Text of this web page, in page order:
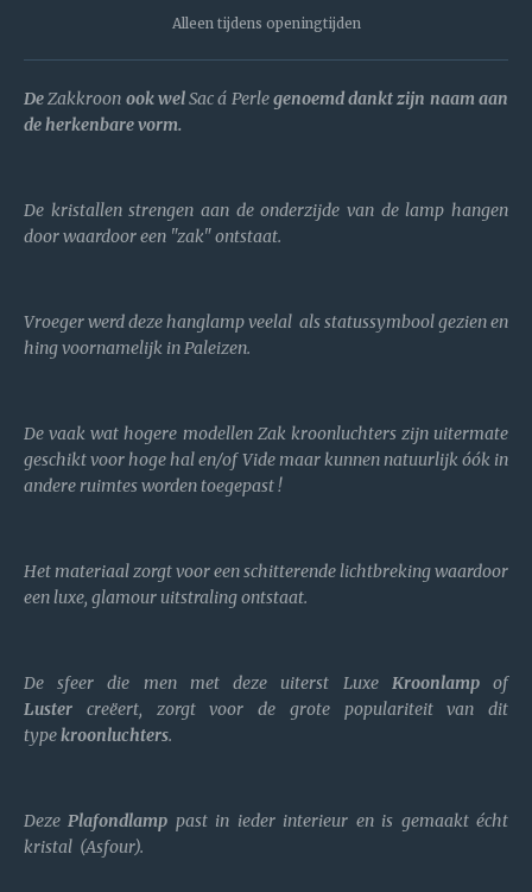
Alleen tijdens openingtijden
DeZakkroon ook welSac á Perlegenoemd dankt zijn naam aan
de herkenbare vorm.
De kristallen strengen aan de onderzijde van de lamp hangen
door waardoor een "zak" ontstaat.
Vroeger werd deze hanglamp veelal als statussymbool gezien en
hing voornamelijk in Paleizen.
De vaak wat hogere modellen Zak kroonluchters zijn uitermate
geschikt voor hoge hal en/of Vide maar kunnen natuurlijk óók in
andere ruimtes worden toegepast !
Het materiaal zorgt voor een schitterende lichtbreking waardoor
een luxe, glamour uitstraling ontstaat.
De sfeer die men met deze uiterst Luxe Kroonlampof
Luster creëert, zorgt voor de grote populariteit van dit
typekroonluchters.
Deze Plafondlamp past in ieder interieur en is gemaakt écht
kristal (Asfour).